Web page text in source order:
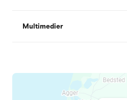
Multimedier